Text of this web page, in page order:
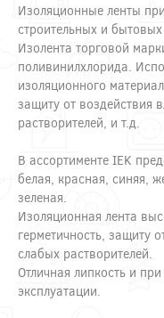
Изоляционные ленты
строительных и
Изолента торговой
поливинилхлорида.
изоляционного
защиту от воздействия
растворителей, и т.д.
В ассортименте IEK
белая, красная, синяя,
зеленая.
Изоляционная лента
герметичность, защиту
слабых растворителей.
Отличная липкость и
эксплуатации.